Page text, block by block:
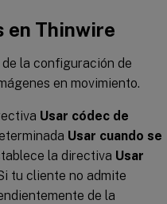
en Thinwire
de la configuración de
en movimiento.
Usar códec de
Usar cuando se
la directiva Usar
tu cliente no admite
de la